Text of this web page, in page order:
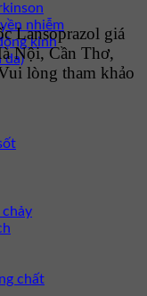
nhiễm
kinh
da)
chất
Lansoprazol giá
Nội, Cần Thơ,
lòng tham khảo